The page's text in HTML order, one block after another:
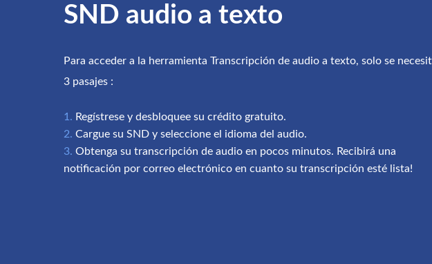
SND audio a texto
Para acceder a la herramienta Transcripción de audio a texto, solo se
3 pasajes :
Regístrese y desbloquee su crédito gratuito.
Cargue su SND y seleccione el idioma del audio.
Obtenga su transcripción de audio en pocos minutos. Recibirá una
notificación por correo electrónico en cuanto su transcripción esté lista!